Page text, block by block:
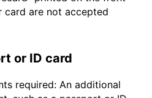
are not accepted
or ID card
required: An additional